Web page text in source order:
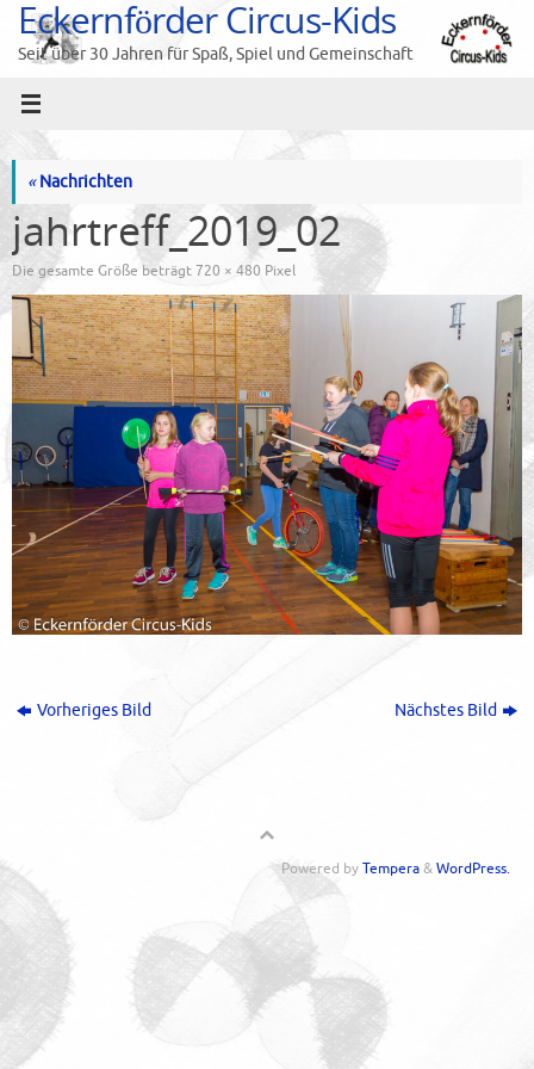
Zum
Inhalt
springen
Eckernförder Circus-Kids
Seit über 30 Jahren für Spaß, Spiel und Gemeinschaft
«Nachrichten
jahrtreff_2019_02
Die gesamte Größe beträgt720 × 480 Pixel
Vorheriges Bild Nächstes Bild
Powered byTempera&WordPress.